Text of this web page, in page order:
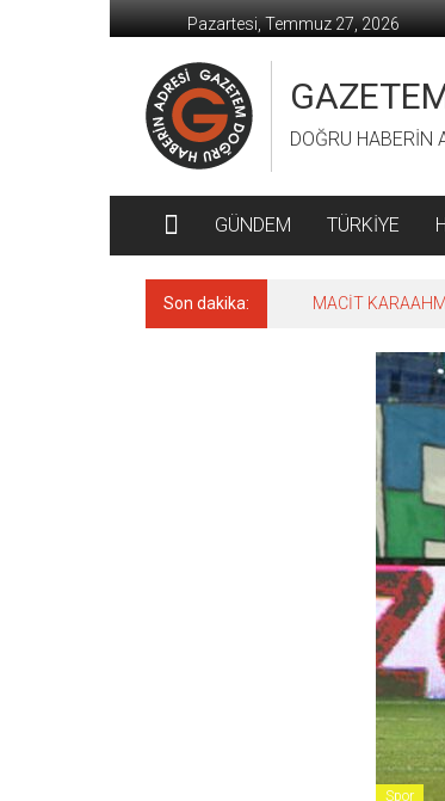
geç
Pazartesi, Temmuz 27, 2026
DOĞRU HABERİN
GÜNDEM TÜRKİYE
Son dakika: MACİT
Spor